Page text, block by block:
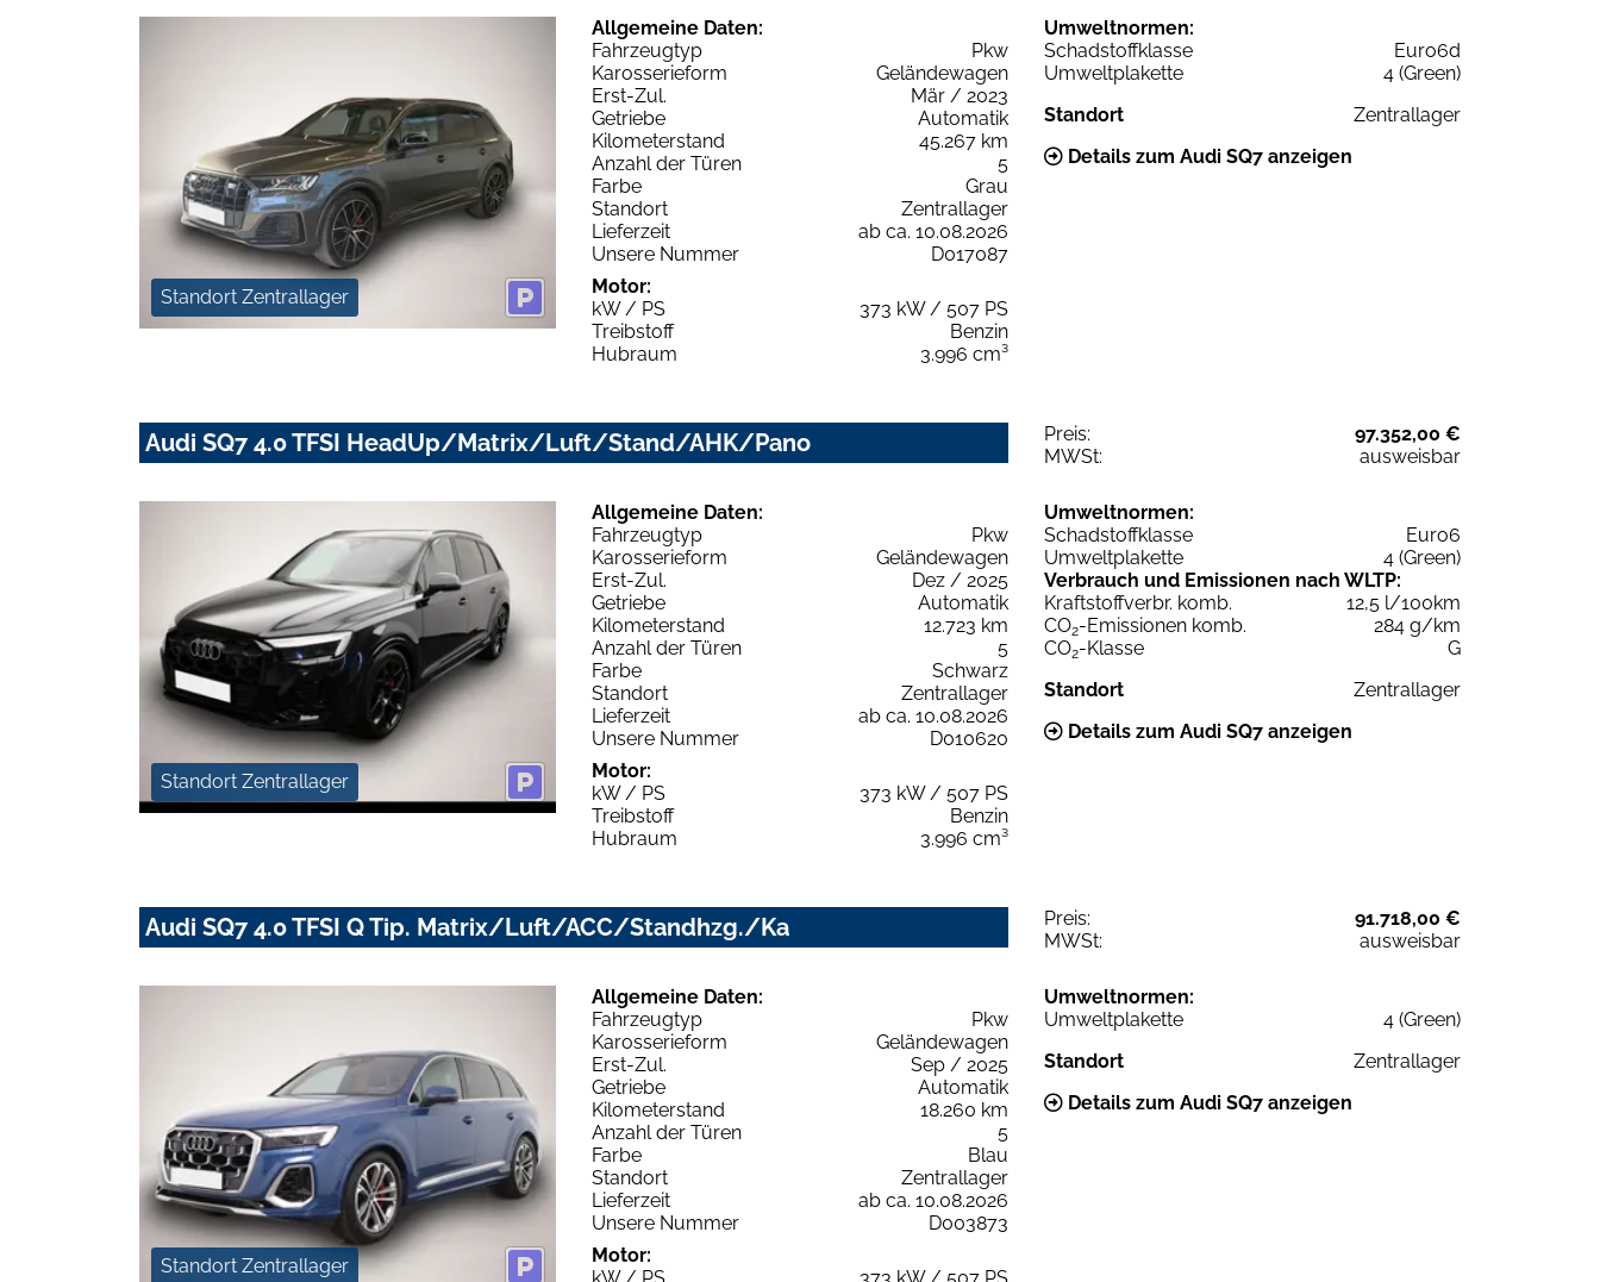
Standort Zentrallager
Allgemeine Daten:
Fahrzeugtyp
Pkw
Karosserieform
Geländewagen
Erst-Zul.
Mär / 2023
Getriebe
Automatik
Kilometerstand
45.267 km
Anzahl der Türen
5
Farbe
Grau
Standort
Zentrallager
Lieferzeit
ab ca. 10.08.2026
Unsere Nummer
D017087
Motor:
kW / PS
373 kW / 507 PS
Treibstoff
Benzin
Hubraum
3.996 cm³
Umweltnormen:
Schadstoffklasse
Euro6d
Umweltplakette
4 (Green)
Standort
Zentrallager
Details zum Audi SQ7 anzeigen
Audi SQ7 4.0 TFSI HeadUp/Matrix/Luft/Stand/AHK/Pano Preis:
97.352,00 €
MWSt:
ausweisbar
Standort Zentrallager
Allgemeine Daten:
Fahrzeugtyp
Pkw
Karosserieform
Geländewagen
Erst-Zul.
Dez / 2025
Getriebe
Automatik
Kilometerstand
12.723 km
Anzahl der Türen
5
Farbe
Schwarz
Standort
Zentrallager
Lieferzeit
ab ca. 10.08.2026
Unsere Nummer
D010620
Motor:
kW / PS
373 kW / 507 PS
Treibstoff
Benzin
Hubraum
3.996 cm³
Umweltnormen:
Schadstoffklasse
Euro6
Umweltplakette
4 (Green)
Verbrauch und Emissionen nach WLTP:
Kraftstoffverbr. komb.
12,5 l/100km
CO2-Emissionen komb.
284 g/km
CO2-Klasse
G
Standort
Zentrallager
Details zum Audi SQ7 anzeigen
Audi SQ7 4.0 TFSI Q Tip. Matrix/Luft/ACC/Standhzg./Ka Preis:
91.718,00 €
MWSt:
ausweisbar
Standort Zentrallager
Allgemeine Daten:
Fahrzeugtyp
Pkw
Karosserieform
Geländewagen
Erst-Zul.
Sep / 2025
Getriebe
Automatik
Kilometerstand
18.260 km
Anzahl der Türen
5
Farbe
Blau
Standort
Zentrallager
Lieferzeit
ab ca. 10.08.2026
Unsere Nummer
D003873
Motor:
kW / PS
373 kW / 507 PS
Umweltnormen:
Umweltplakette
4 (Green)
Standort
Zentrallager
Details zum Audi SQ7 anzeigen